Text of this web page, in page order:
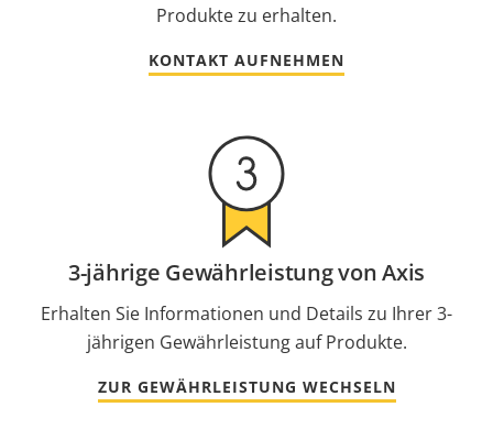
Produkte zu erhalten.
KONTAKT AUFNEHMEN
3-jährige Gewährleistung von Axis
Erhalten Sie Informationen und Details zu Ihrer 3-
jährigen Gewährleistung auf Produkte.
ZUR GEWÄHRLEISTUNG WECHSELN